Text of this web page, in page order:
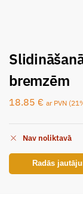
bremzēm
18.85 € ar PVN
Nav noliktavā
Radās